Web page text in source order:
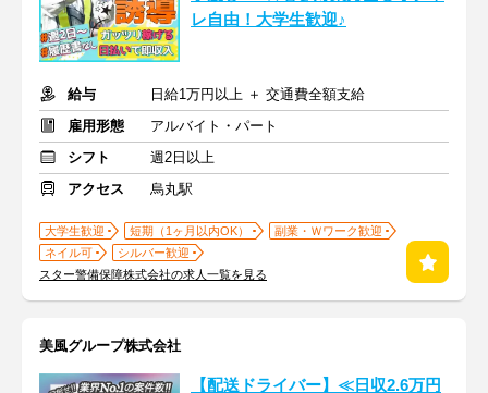
レ自由！大学生歓迎♪
給与
日給1万円以上 ＋ 交通費全額支給
雇用形態
アルバイト・パート
シフト
週2日以上
アクセス
烏丸駅
大学生歓迎 短期（1ヶ月以内OK）
副業・Ｗワーク歓迎
ネイル可
シルバー歓迎
スター警備保障株式会社の求人一覧を見る
美風グループ株式会社
【配送ドライバー】≪日収2.6万円